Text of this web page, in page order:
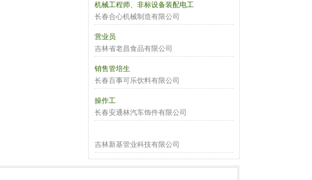
机械工程师、非标设备装配电工
长春合心机械制造有限公司
营业员
吉林省老昌食品有限公司
销售管培生
长春百事可乐饮料有限公司
操作工
长春安通林汽车饰件有限公司
吉林新基管业科技有限公司